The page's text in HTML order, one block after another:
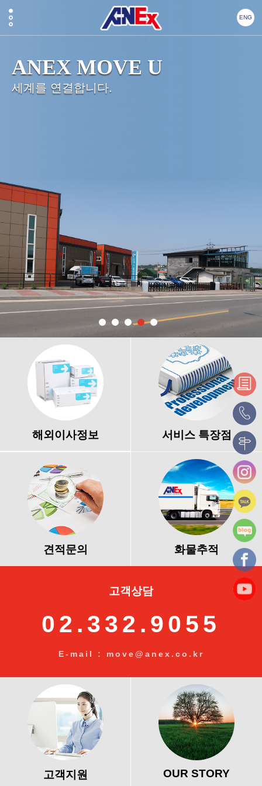
ENG
ANEX MOVE U
세계를 연결합니다.
해외이사정보 서비스 특장점
견적문의 화물추적
고객상담
02.332.9055
E-mail : move@anex.co.kr
고객지원 OUR STORY